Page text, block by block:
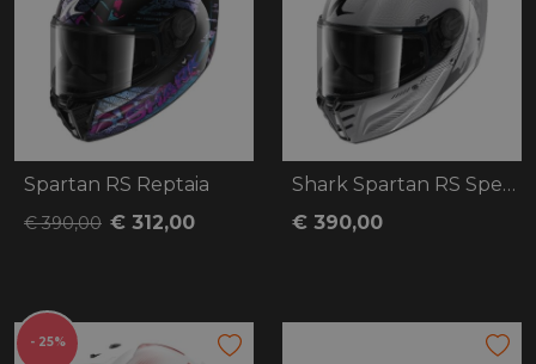
Spartan RS Reptaia
€ 390,00 € 312,00
Shark Spartan RS Speed-Tech
€ 390,00
- 25%